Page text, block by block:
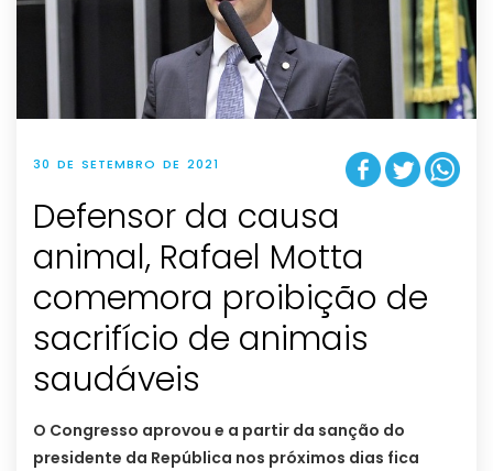
30 DE SETEMBRO DE 2021
Defensor da causa
animal, Rafael Motta
comemora proibição de
sacrifício de animais
saudáveis
O Congresso aprovou e a partir da sanção do
presidente da República nos próximos dias fica